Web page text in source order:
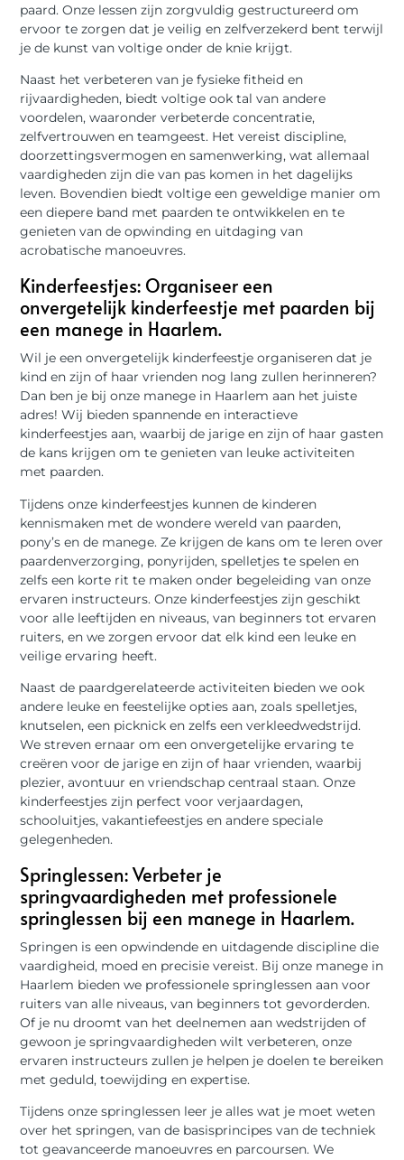
paard. Onze lessen zijn zorgvuldig gestructureerd om
ervoor te zorgen dat je veilig en zelfverzekerd bent terwijl
je de kunst van voltige onder de knie krijgt.
Naast het verbeteren van je fysieke fitheid en
rijvaardigheden, biedt voltige ook tal van andere
voordelen, waaronder verbeterde concentratie,
zelfvertrouwen en teamgeest. Het vereist discipline,
doorzettingsvermogen en samenwerking, wat allemaal
vaardigheden zijn die van pas komen in het dagelijks
leven. Bovendien biedt voltige een geweldige manier om
een diepere band met paarden te ontwikkelen en te
genieten van de opwinding en uitdaging van
acrobatische manoeuvres.
Kinderfeestjes: Organiseer een
onvergetelijk kinderfeestje met paarden bij
een manege in Haarlem.
Wil je een onvergetelijk kinderfeestje organiseren dat je
kind en zijn of haar vrienden nog lang zullen herinneren?
Dan ben je bij onze manege in Haarlem aan het juiste
adres! Wij bieden spannende en interactieve
kinderfeestjes aan, waarbij de jarige en zijn of haar gasten
de kans krijgen om te genieten van leuke activiteiten
met paarden.
Tijdens onze kinderfeestjes kunnen de kinderen
kennismaken met de wondere wereld van paarden,
pony’s en de manege. Ze krijgen de kans om te leren over
paardenverzorging, ponyrijden, spelletjes te spelen en
zelfs een korte rit te maken onder begeleiding van onze
ervaren instructeurs. Onze kinderfeestjes zijn geschikt
voor alle leeftijden en niveaus, van beginners tot ervaren
ruiters, en we zorgen ervoor dat elk kind een leuke en
veilige ervaring heeft.
Naast de paardgerelateerde activiteiten bieden we ook
andere leuke en feestelijke opties aan, zoals spelletjes,
knutselen, een picknick en zelfs een verkleedwedstrijd.
We streven ernaar om een onvergetelijke ervaring te
creëren voor de jarige en zijn of haar vrienden, waarbij
plezier, avontuur en vriendschap centraal staan. Onze
kinderfeestjes zijn perfect voor verjaardagen,
schooluitjes, vakantiefeestjes en andere speciale
gelegenheden.
Springlessen: Verbeter je
springvaardigheden met professionele
springlessen bij een manege in Haarlem.
Springen is een opwindende en uitdagende discipline die
vaardigheid, moed en precisie vereist. Bij onze manege in
Haarlem bieden we professionele springlessen aan voor
ruiters van alle niveaus, van beginners tot gevorderden.
Of je nu droomt van het deelnemen aan wedstrijden of
gewoon je springvaardigheden wilt verbeteren, onze
ervaren instructeurs zullen je helpen je doelen te bereiken
met geduld, toewijding en expertise.
Tijdens onze springlessen leer je alles wat je moet weten
over het springen, van de basisprincipes van de techniek
tot geavanceerde manoeuvres en parcoursen. We